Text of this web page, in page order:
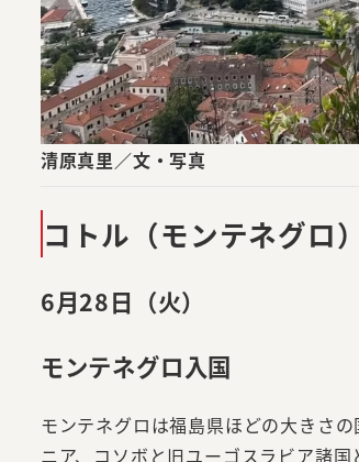
清原真里／文・写真
コトル（モンテネグロ）
6月28日（火）
モンテネグロ入国
モンテネグロは福島県ほどの大きさ
ニア、コソボと旧ユーゴスラビア諸